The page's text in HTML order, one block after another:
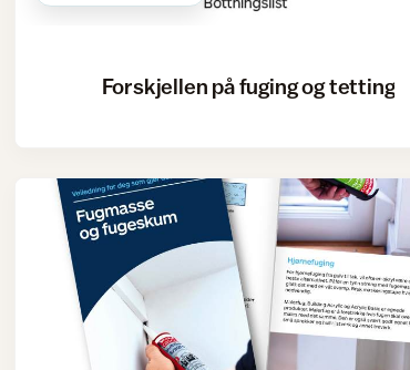
Forskjellen på fuging og tetting